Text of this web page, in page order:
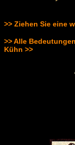
>> Ziehen Sie eine
>> Alle
Kühn >>